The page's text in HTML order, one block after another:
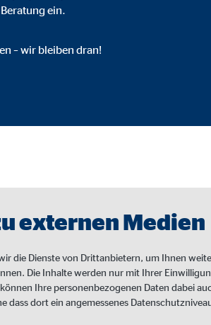
ein.
– wir bleiben dran!
externen Medien
die Dienste von Drittanbietern, um Ihnen
Die Inhalte werden nur mit Ihrer
Ihre personenbezogenen Daten dabei
dass dort ein angemessenes
Adform A/S
ad campaign
Medien